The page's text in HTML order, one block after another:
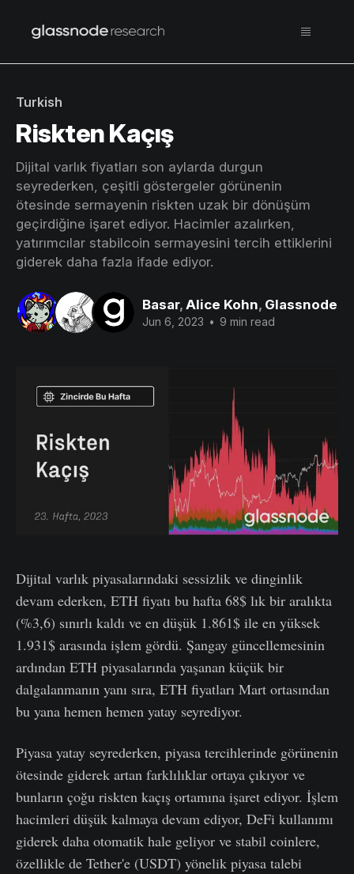
Turkish
Riskten Kaçış
Dijital varlık fiyatları son aylarda durgun
seyrederken, çeşitli göstergeler görünenin
ötesinde sermayenin riskten uzak bir dönüşüm
geçirdiğine işaret ediyor. Hacimler azalırken,
yatırımcılar stabilcoin sermayesini tercih ettiklerini
giderek daha fazla ifade ediyor.
Basar, Alice Kohn, Glassnode
Jun 6, 2023 • 9 min read
Dijital varlık piyasalarındaki sessizlik ve dinginlik
devam ederken, ETH fiyatı bu hafta 68$ lık bir aralıkta
(%3,6) sınırlı kaldı ve en düşük 1.861$ ile en yüksek
1.931$ arasında işlem gördü. Şangay güncellemesinin
ardından ETH piyasalarında yaşanan küçük bir
dalgalanmanın yanı sıra, ETH fiyatları Mart ortasından
bu yana hemen hemen yatay seyrediyor.
Piyasa yatay seyrederken, piyasa tercihlerinde görünenin
ötesinde giderek artan farklılıklar ortaya çıkıyor ve
bunların çoğu riskten kaçış ortamına işaret ediyor. İşlem
hacimleri düşük kalmaya devam ediyor, DeFi kullanımı
giderek daha otomatik hale geliyor ve stabil coinlere,
özellikle de Tether'e (USDT) yönelik piyasa talebi